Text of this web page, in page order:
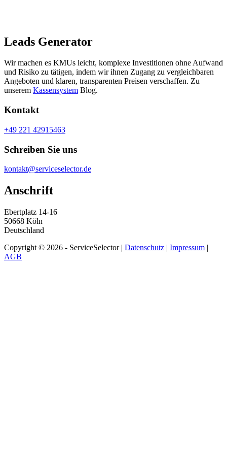
Leads Generator
Wir machen es KMUs leicht, komplexe Investitionen ohne Aufwand
und Risiko zu tätigen, indem wir ihnen Zugang zu vergleichbaren
Angeboten und klaren, transparenten Preisen verschaffen. Zu
unserem Kassensystem Blog.
Kontakt
+49 221 42915463
Schreiben Sie uns
kontakt@serviceselector.de
Anschrift
Ebertplatz 14-16
50668 Köln
Deutschland
Copyright © 2026 - ServiceSelector | Datenschutz | Impressum |
AGB